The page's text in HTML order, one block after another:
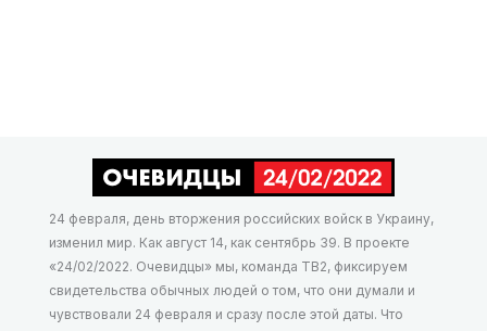
24 февраля, день вторжения российских войск в Украину,
изменил мир. Как август 14, как сентябрь 39. В проекте
«24/02/2022. Очевидцы» мы, команда ТВ2, фиксируем
свидетельства обычных людей о том, что они думали и
чувствовали 24 февраля и сразу после этой даты. Что